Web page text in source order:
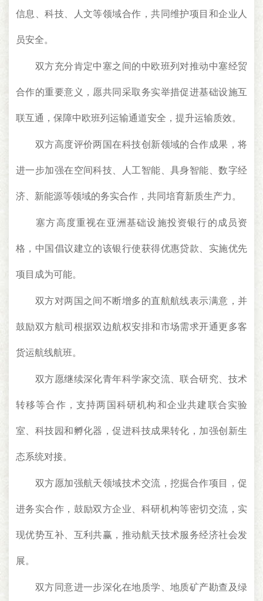
信息、科技、人文等领域合作，共同维护项目和企业人
员安全。
双方充分肯定中塞之间的中欧班列对推动中塞经贸
合作的重要意义，愿共同采取务实举措促进基础设施互
联互通，保障中欧班列运输通道安全，提升运输质效。
双方高度评价两国在科技创新领域的合作成果，将
进一步加强在空间科技、人工智能、具身智能、数字经
济、新能源等领域的务实合作，共同培育新质生产力。
塞方高度重视在亚洲基础设施投资银行的成员资
格，中国倡议建立的该银行使获得优惠贷款、实施优先
项目成为可能。
双方对两国之间不断增多的直航航线表示满意，并
鼓励双方航司根据双边航权安排和市场需求开通更多客
货运航线航班。
双方愿继续深化青年科学家交流、联合研究、技术
转移等合作，支持两国科研机构和企业共建联合实验
室、科技园和孵化器，促进科技成果转化，加强创新生
态系统对接。
双方愿加强航天领域技术交流，挖掘合作项目，促
进务实合作，鼓励双方企业、科研机构等密切交流，实
现优势互补、互利共赢，推动航天技术服务经济社会发
展。
双方同意进一步深化在地质学、地质矿产勘查及绿